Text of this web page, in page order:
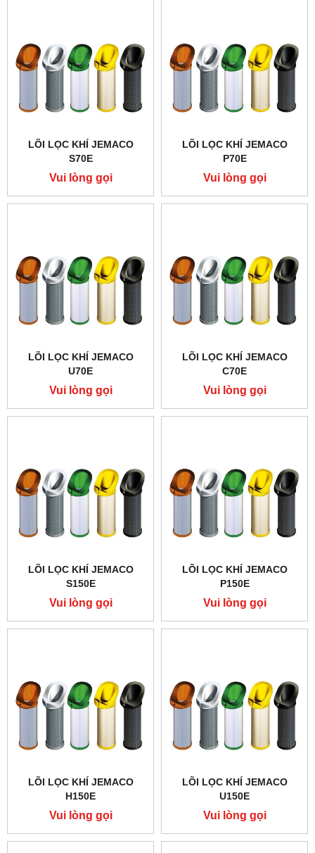
LÕI LỌC KHÍ JEMACO
S70E
Vui lòng gọi
LÕI LỌC KHÍ JEMACO
P70E
Vui lòng gọi
LÕI LỌC KHÍ JEMACO
U70E
Vui lòng gọi
LÕI LỌC KHÍ JEMACO
C70E
Vui lòng gọi
LÕI LỌC KHÍ JEMACO
S150E
Vui lòng gọi
LÕI LỌC KHÍ JEMACO
P150E
Vui lòng gọi
LÕI LỌC KHÍ JEMACO
H150E
Vui lòng gọi
LÕI LỌC KHÍ JEMACO
U150E
Vui lòng gọi